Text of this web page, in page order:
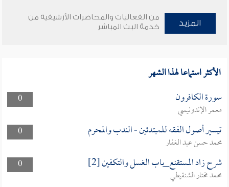
المزيد
من الفعاليات والمحاضرات الأرشيفية من
خدمة البث المباشر
الأكثر استماعا لهذا الشهر
0 سورة الكافرون
معمر الإندونيسي
0
تيسير أصول الفقه للمبتدئين - الندب والمحرم
محمد حسن عبد الغفار
0
شرح زاد المستقنع_باب الغسل والتكفين [2]
محمد مختار الشنقيطي